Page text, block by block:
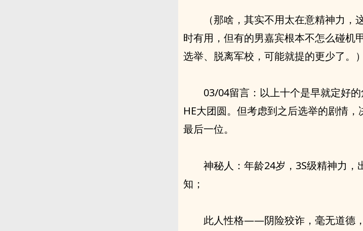
（那啥，其实不用太在意精神力
时有用，但有的男嘉宾根本不怎么碰机
选举、脱离军校，可能就提的更少了。）
03/04留言：以上十个是早就定好
HE大团圆。但考虑到之后选举的剧情
最后一位。
神秘人：年龄24岁，3S级精神力
知；
此人性格——阴险狡诈，毫无道德